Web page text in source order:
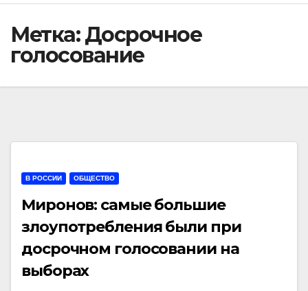
Метка:Досрочное
голосование
В РОССИИ ОБЩЕСТВО
Миронов: самые большие
злоупотребления были при
досрочном голосовании на
выборах